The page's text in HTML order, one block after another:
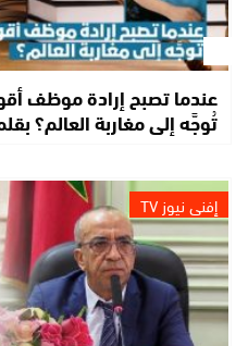
عندما تصبح إرادة موظف
تُوجَّه إلى مغاربة العالم؟
إفني نيوز TV